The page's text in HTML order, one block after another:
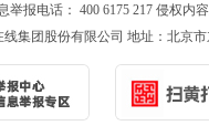
举报电话： 400 6175 217 侵权内
集团股份有限公司 地址：北京